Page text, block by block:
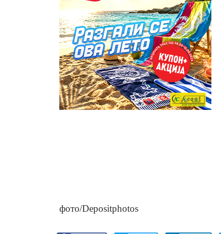
фото/Depositphotos